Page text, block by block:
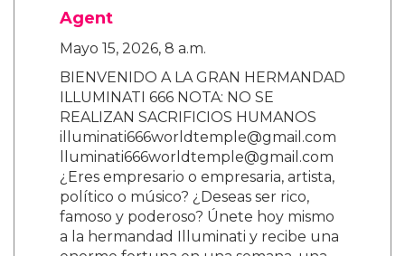
Agent
Mayo 15, 2026, 8 a.m.
BIENVENIDO A LA GRAN HERMANDAD
ILLUMINATI 666 NOTA: NO SE
REALIZAN SACRIFICIOS HUMANOS
illuminati666worldtemple@gmail.com
lluminati666worldtemple@gmail.com
¿Eres empresario o empresaria, artista,
político o músico? ¿Deseas ser rico,
famoso y poderoso? Únete hoy mismo
a la hermandad Illuminati y recibe una